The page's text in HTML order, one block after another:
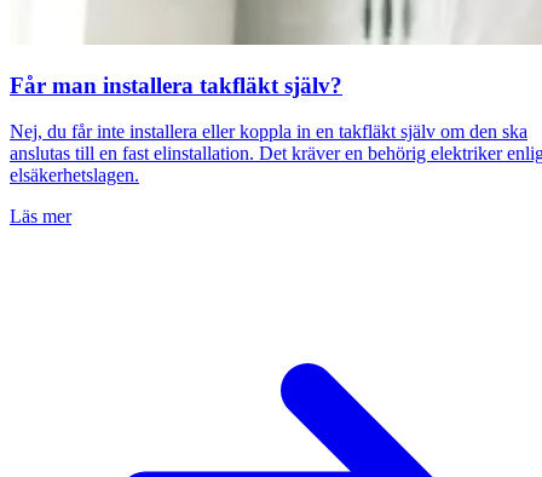
Får man installera takfläkt själv?
Nej, du får inte installera eller koppla in en takfläkt själv om den ska
anslutas till en fast elinstallation. Det kräver en behörig elektriker
elsäkerhetslagen.
Läs mer